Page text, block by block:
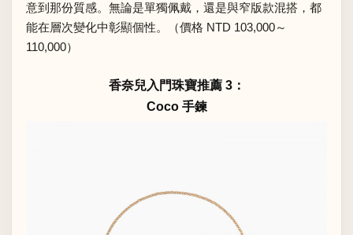
意到那份質感。無論是單獨佩戴，還是與窄版款混搭，都
能在層次變化中彰顯個性。（價格 NTD 103,000～
110,000）
香奈兒入門珠寶推薦 3：
Coco 手鍊